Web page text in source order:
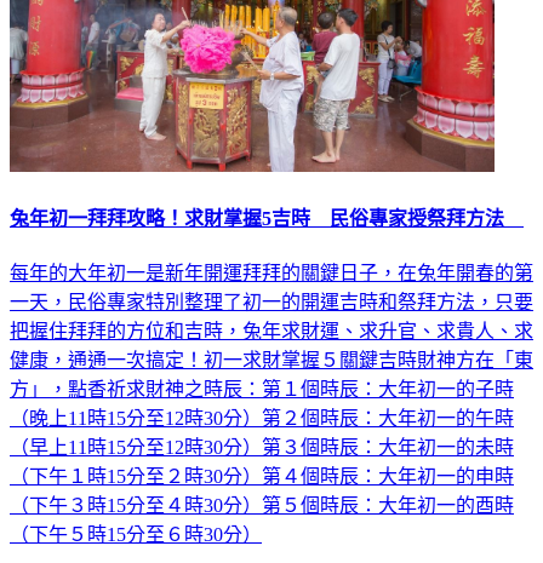
兔年初一拜拜攻略！求財掌握5吉時 民俗專家授祭拜方法
每年的大年初一是新年開運拜拜的關鍵日子，在兔年開春的第
一天，民俗專家特別整理了初一的開運吉時和祭拜方法，只要
把握住拜拜的方位和吉時，兔年求財運、求升官、求貴人、求
健康，通通一次搞定！初一求財掌握５關鍵吉時財神方在「東
方」，點香祈求財神之時辰：第１個時辰：大年初一的子時
（晚上11時15分至12時30分）第２個時辰：大年初一的午時
（早上11時15分至12時30分）第３個時辰：大年初一的未時
（下午１時15分至２時30分）第４個時辰：大年初一的申時
（下午３時15分至４時30分）第５個時辰：大年初一的酉時
（下午５時15分至６時30分）